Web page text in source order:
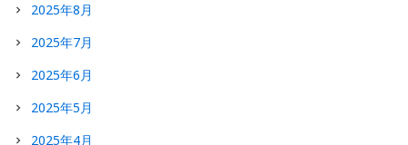
2025年8月
2025年7月
2025年6月
2025年5月
2025年4月